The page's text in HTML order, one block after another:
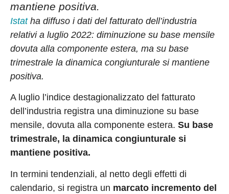
mantiene positiva.
Istatha diffuso i dati del fatturato dell’industria
relativi a luglio 2022: diminuzione su base mensile
dovuta alla componente estera, ma su base
trimestrale la dinamica congiunturale si mantiene
positiva.
A luglio l’indice destagionalizzato del fatturato
dell’industria registra una diminuzione su base
mensile, dovuta alla componente estera. Su base
trimestrale, la dinamica congiunturale si
mantiene positiva.
In termini tendenziali, al netto degli effetti di
calendario, si registra un marcato incremento del